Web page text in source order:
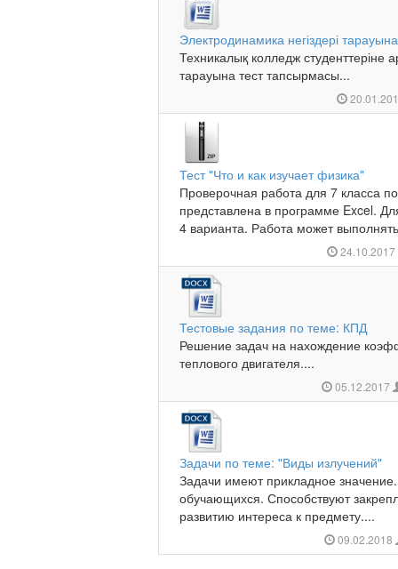
Электродинамика негіздері
Техникалық колледж студенттеріне
тарауына тест тапсырмасы...
Тест "Что и как изучает физика"
Проверочная работа для 7 класса
представлена в программе Excel.
4 варианта. Работа может
24.10.2017
Тестовые задания по теме: КПД
Решение задач на нахождение
теплового двигателя....
05.12.2017
Задачи по теме: "Виды излучений"
Задачи имеют прикладное
обучающихся. Способствуют
развитию интереса к предмету....
09.02.2018